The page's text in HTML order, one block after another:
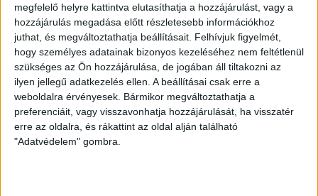
megfelelő helyre kattintva elutasíthatja a hozzájárulást, vagy a
hozzájárulás megadása előtt részletesebb információkhoz
juthat, és megváltoztathatja beállításait. Felhívjuk figyelmét,
hogy személyes adatainak bizonyos kezeléséhez nem feltétlenül
szükséges az Ön hozzájárulása, de jogában áll tiltakozni az
ilyen jellegű adatkezelés ellen. A beállításai csak erre a
weboldalra érvényesek. Bármikor megváltoztathatja a
preferenciáit, vagy visszavonhatja hozzájárulását, ha visszatér
erre az oldalra, és rákattint az oldal alján található
"Adatvédelem" gombra.
Kaposvár, Eladó Társasházi lakás, Családi ház